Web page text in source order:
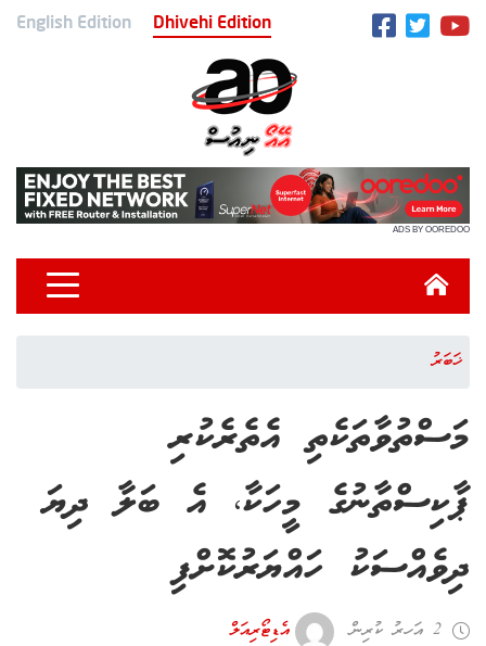
English Edition Dhivehi Edition
ADS BY OOREDOO
ޚަބަރު
މަސްތުވާތަކެތި އެތެރެކުރި
ޕާކިސްތާނުގެ މީހަކާ، އެ ބަލާ ދިޔަ
ދިވެއްސަކު ހައްޔަރުކޮށްފި
2 އަހރު ކުރިން އެޑިޓޯރިއަލް